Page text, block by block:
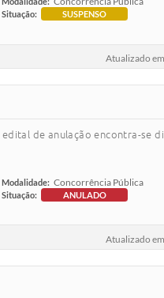
Situação: SUSPENSO
Atualizado
de anulação encontra-se
Modalidade: Concorrência Pública
Situação: ANULADO
Atualizado